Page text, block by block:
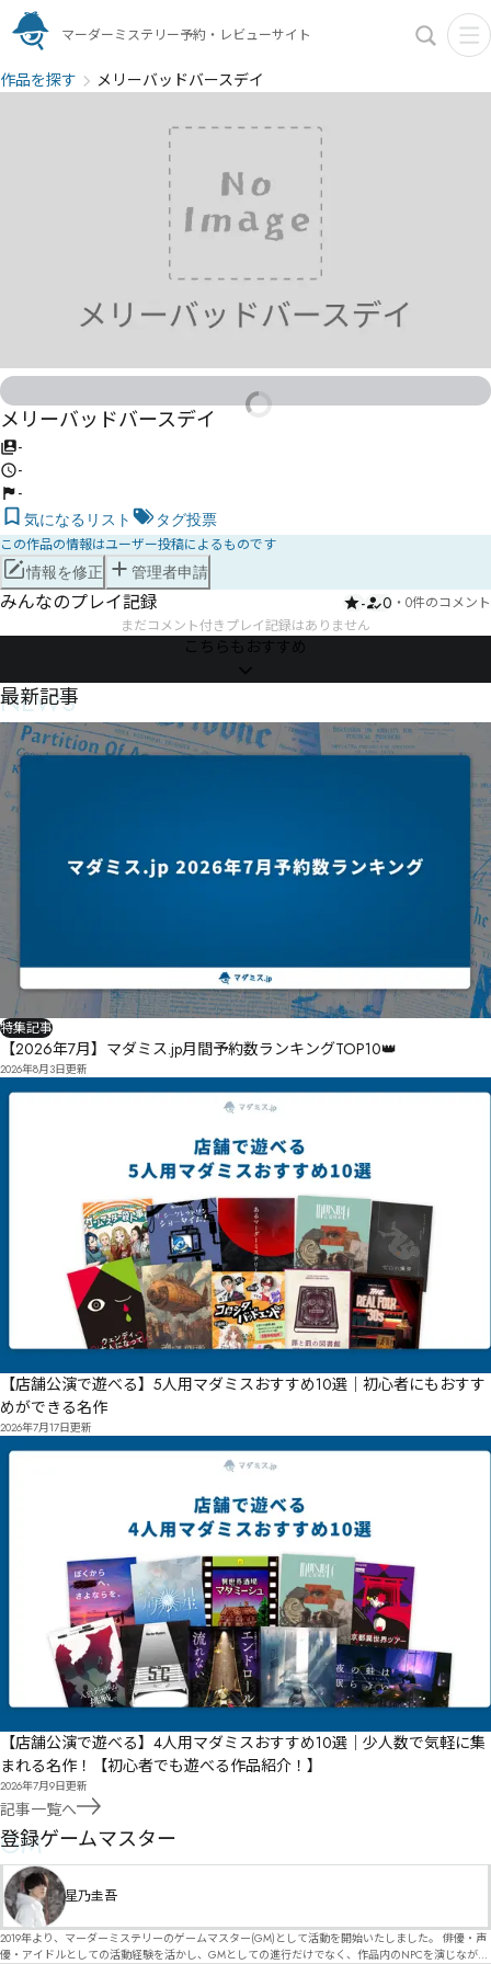
マーダーミステリー予約・レビューサイト
作品を探す メリーバッドバースデイ
メリーバッドバースデイ
-
-
-
気になるリスト タグ投票
この作品の情報はユーザー投稿によるものです
情報を修正 管理者申請
みんなのプレイ記録 - 0 ・ 0件のコメント
まだコメント付きプレイ記録はありません
こちらもおすすめ
NEWS
最新記事
特集記事
【2026年7月】マダミス.jp月間予約数ランキングTOP10👑
2026年8月3日更新
【店舗公演で遊べる】5人用マダミスおすすめ10選｜初心者にもおすす
めができる名作
2026年7月17日更新
【店舗公演で遊べる】4人用マダミスおすすめ10選｜少人数で気軽に集
まれる名作！【初心者でも遊べる作品紹介！】
2026年7月9日更新
記事一覧へ
GM
登録ゲームマスター
星乃圭吾
2019年より、マーダーミステリーのゲームマスター(GM)として活動を開始いたしました。 俳優・声
優・アイドルとしての活動経験を活かし、GMとしての進行だけでなく、作品内のNPCを演じなが